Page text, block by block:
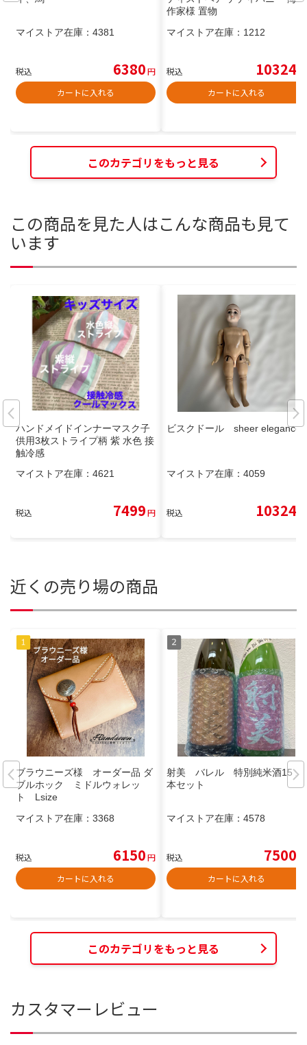
マイストア在庫： 4381
税込 6380円
カートに入れる
作家様 置物
マイストア在庫： 1212
税込 10324
カートに入れる
このカテゴリをもっと見る
この商品を見た人はこんな商品も見て
います
ハンドメイドインナーマスク子
供用3枚ストライプ柄 紫 水色 接
触冷感
マイストア在庫： 4621
税込 7499円
ビスクドール sheer elegance
マイストア在庫： 4059
税込 10324
近くの売り場の商品
ブラウニーズ様 オーダー品 ダ
ブルホック ミドルウォレッ
ト Lsize
マイストア在庫： 3368
税込 6150円
カートに入れる
射美 バレル 特別純米酒15 2
本セット
マイストア在庫： 4578
税込 7500
カートに入れる
このカテゴリをもっと見る
カスタマーレビュー